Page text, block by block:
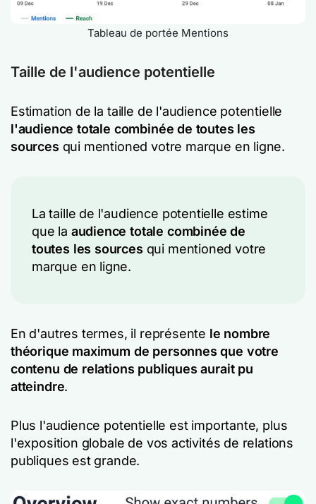
Tableau de portée Mentions
Taille de l'audience potentielle
Estimation de la taille de l'audience potentielle
l'audience totale combinée de toutes les
sources qui mentioned votre marque en ligne.
La taille de l'audience potentielle estime
que la audience totale combinée de
toutes les sources qui mentioned votre
marque en ligne.
En d'autres termes, il représente le nombre
théorique maximum de personnes que votre
contenu de relations publiques aurait pu
atteindre.
Plus l'audience potentielle est importante, plus
l'exposition globale de vos activités de relations
publiques est grande.